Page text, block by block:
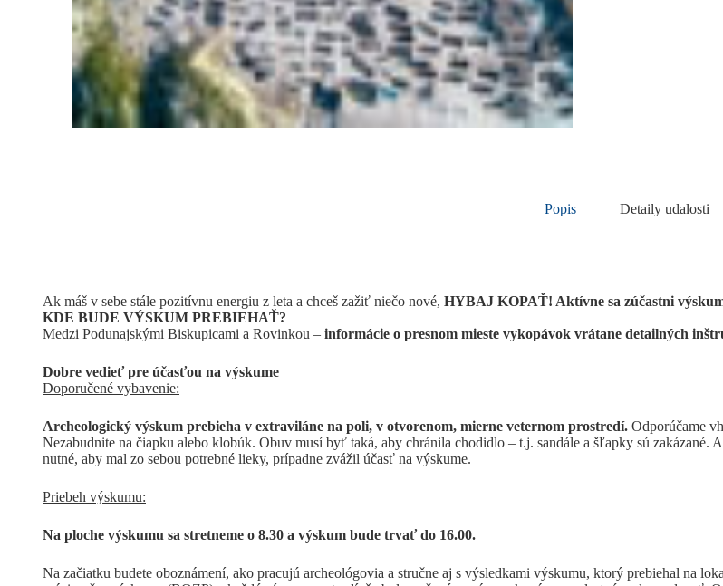
Popis Detaily udalosti
Ak máš v sebe stále pozitívnu energiu z leta a chceš zažiť niečo nové, HYBAJ KOPAŤ! Aktívne sa zúčastni
KDE BUDE VÝSKUM PREBIEHAŤ?
Medzi Podunajskými Biskupicami a Rovinkou – informácie o presnom mieste vykopávok vrátane detailných
Dobre vedieť pre účasťou na výskume
Doporučené vybavenie:
Archeologický výskum prebieha v extraviláne na poli, v otvorenom, mierne veternom prostredí. Odporúčame
Nezabudnite na čiapku alebo klobúk. Obuv musí byť taká, aby chránila chodidlo – t.j. sandále a šľapky sú zakázané.
nutné, aby mal zo sebou potrebné lieky, prípadne zvážil účasť na výskume.
Priebeh výskumu:
Na ploche výskumu sa stretneme o 8.30 a výskum bude trvať do 16.00.
Na začiatku budete oboznámení, ako pracujú archeológovia a stručne aj s výsledkami výskumu, ktorý prebiehal na